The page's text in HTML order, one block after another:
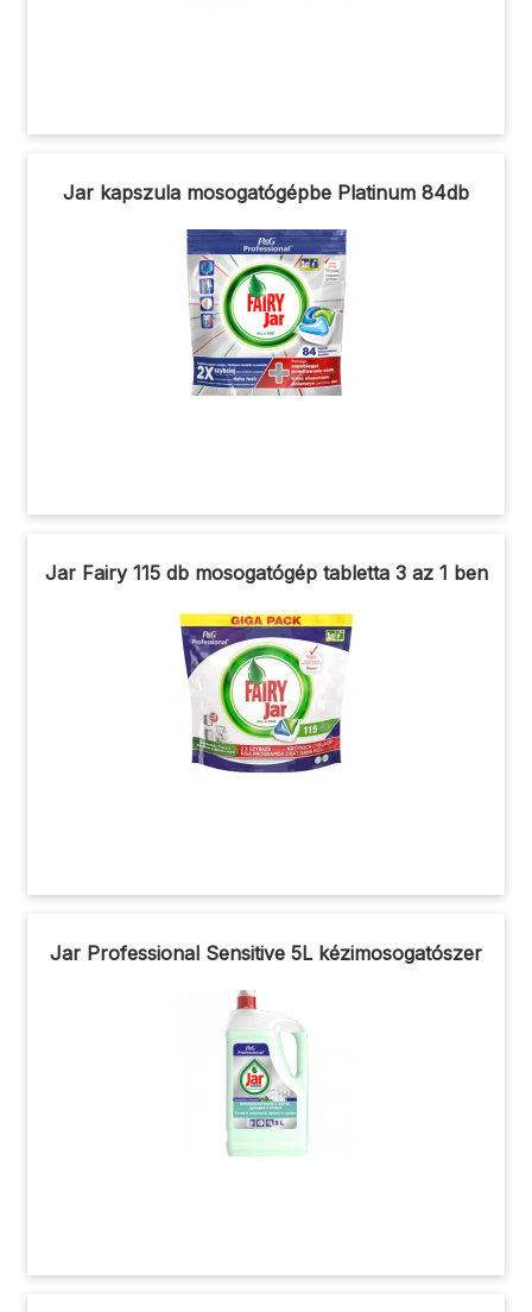
Jar kapszula mosogatógépbe Platinum 84db
Jar Fairy 115 db mosogatógép tabletta 3 az 1 ben
Jar Professional Sensitive 5L kézimosogatószer